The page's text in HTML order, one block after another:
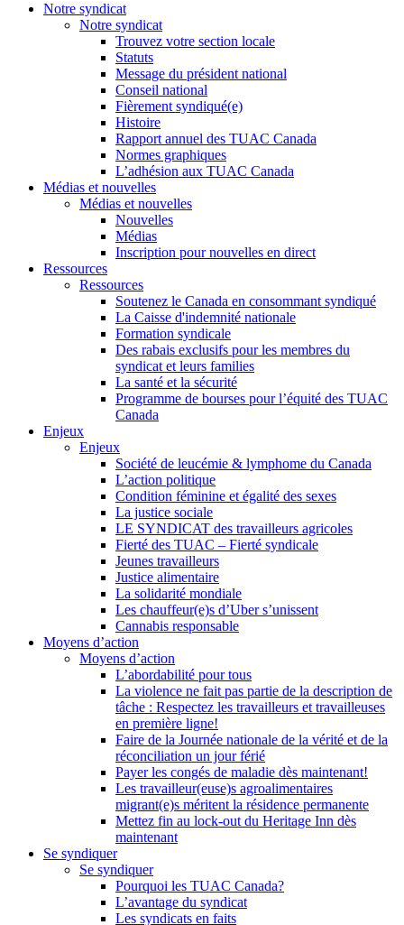
Notre syndicat
Notre syndicat
Trouvez votre section locale
Statuts
Message du président national
Conseil national
Fièrement syndiqué(e)
Histoire
Rapport annuel des TUAC Canada
Normes graphiques
L’adhésion aux TUAC Canada
Médias et nouvelles
Médias et nouvelles
Nouvelles
Médias
Inscription pour nouvelles en direct
Ressources
Ressources
Soutenez le Canada en consommant syndiqué
La Caisse d'indemnité nationale
Formation syndicale
Des rabais exclusifs pour les membres du
syndicat et leurs families
La santé et la sécurité
Programme de bourses pour l’équité des TUAC
Canada
Enjeux
Enjeux
Société de leucémie & lymphome du Canada
L’action politique
Condition féminine et égalité des sexes
La justice sociale
LE SYNDICAT des travailleurs agricoles
Fierté des TUAC – Fierté syndicale
Jeunes travailleurs
Justice alimentaire
La solidarité mondiale
Les chauffeur(e)s d’Uber s’unissent
Cannabis responsable
Moyens d’action
Moyens d’action
L’abordabilité pour tous
La violence ne fait pas partie de la description de
tâche : Respectez les travailleurs et travailleuses
en première ligne!
Faire de la Journée nationale de la vérité et de la
réconciliation un jour férié
Payer les congés de maladie dès maintenant!
Les travailleur(euse)s agroalimentaires
migrant(e)s méritent la résidence permanente
Mettez fin au lock-out du Heritage Inn dès
maintenant
Se syndiquer
Se syndiquer
Pourquoi les TUAC Canada?
L’avantage du syndicat
Les syndicats en faits